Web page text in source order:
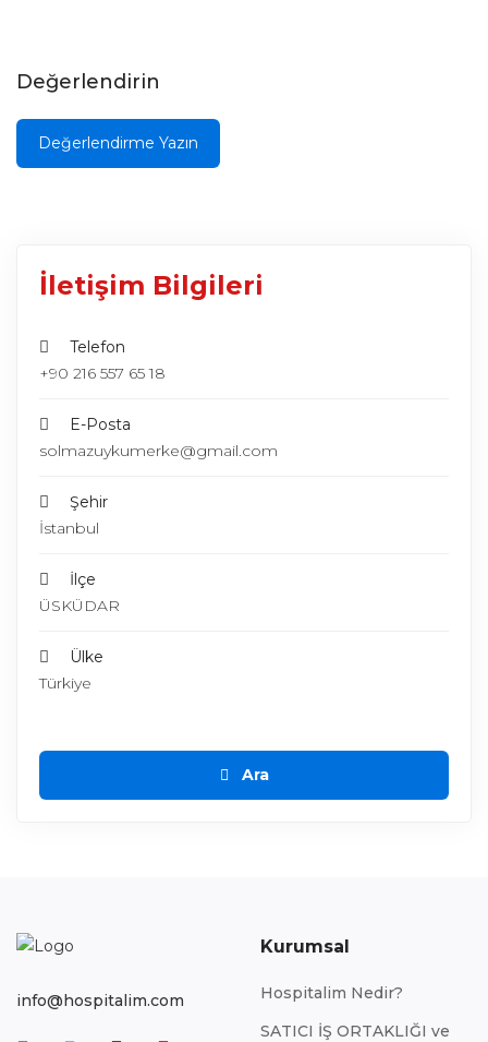
Değerlendirin
Değerlendirme Yazın
İletişim Bilgileri
Telefon
+90 216 557 65 18
E-Posta
solmazuykumerke@gmail.com
Şehir
İstanbul
İlçe
ÜSKÜDAR
Ülke
Türkiye
Ara
info@hospitalim.com
Kurumsal
Hospitalim Nedir?
SATICI İŞ ORTAKLIĞI ve